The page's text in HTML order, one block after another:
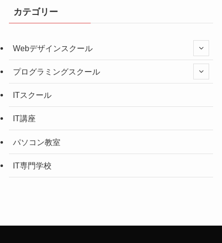
カテゴリー
Webデザインスクール
プログラミングスクール
ITスクール
IT講座
パソコン教室
IT専門学校